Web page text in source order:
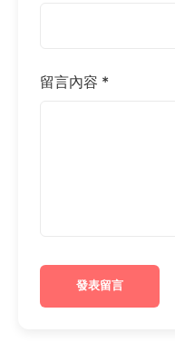
留言內容 *
發表留言